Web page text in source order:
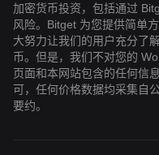
加密货币投资，包括通过
风险。Bitget 为您提供简单
大努力让我们的用户充分了
币。但是，我们不对您的
页面和本网站包含的任何信
可，任何价格数据均采集自
要约。